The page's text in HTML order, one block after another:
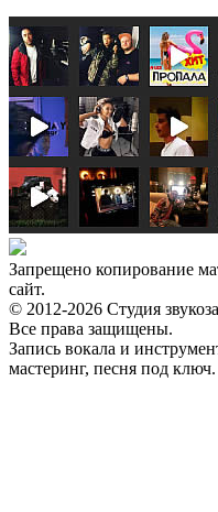
Запрещено копирование
сайт.
© 2012-2026 Студия
Все права защищены.
Запись вокала и
мастеринг, песня под ключ.